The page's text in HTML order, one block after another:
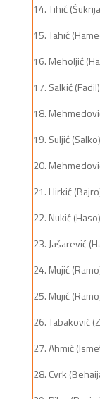
14. Tihić
15. Tahić
16. Meholjić
17. Salkić
18.
19. Suljić
20.
21. Hirkić
22. Nukić
23. Jašarević
24. Mujić
25. Mujić
26. Tabaković
27. Ahmić
28. Cvrk